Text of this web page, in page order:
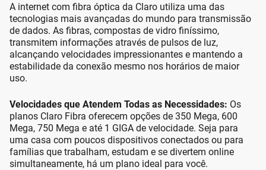
A internet com fibra óptica da Claro utiliza uma das
tecnologias mais avançadas do mundo para transmissão
de dados. As fibras, compostas de vidro finíssimo,
transmitem informações através de pulsos de luz,
alcançando velocidades impressionantes e mantendo a
estabilidade da conexão mesmo nos horários de maior
uso.
Velocidades que Atendem Todas as Necessidades: Os
planos Claro Fibra oferecem opções de 350 Mega, 600
Mega, 750 Mega e até 1 GIGA de velocidade. Seja para
uma casa com poucos dispositivos conectados ou para
famílias que trabalham, estudam e se divertem online
simultaneamente, há um plano ideal para você.